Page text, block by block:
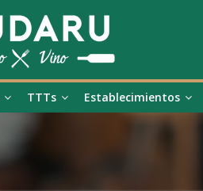
TTTs Establecimientos